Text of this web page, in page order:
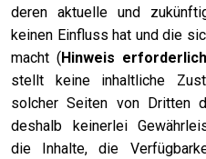
deren aktuelle und
keinen Einfluss hat und die
macht (Hinweis
stellt keine inhaltliche
solcher Seiten von Dritten
deshalb keinerlei
die Inhalte, die